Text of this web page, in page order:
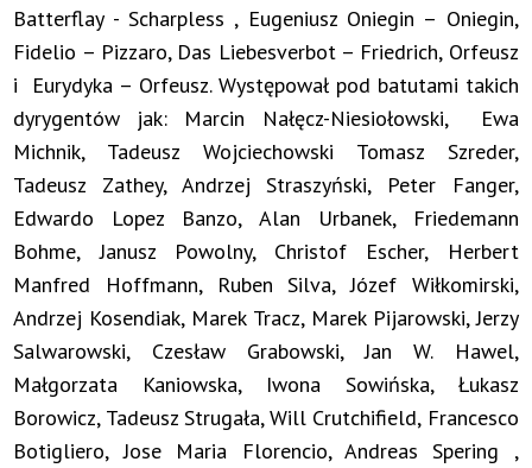
Batterflay - Scharpless , Eugeniusz Oniegin – Oniegin,
Fidelio – Pizzaro, Das Liebesverbot – Friedrich, Orfeusz
i Eurydyka – Orfeusz. Występował pod batutami takich
dyrygentów jak: Marcin Nałęcz-Niesiołowski, Ewa
Michnik, Tadeusz Wojciechowski Tomasz Szreder,
Tadeusz Zathey, Andrzej Straszyński, Peter Fanger,
Edwardo Lopez Banzo, Alan Urbanek, Friedemann
Bohme, Janusz Powolny, Christof Escher, Herbert
Manfred Hoffmann, Ruben Silva, Józef Wiłkomirski,
Andrzej Kosendiak, Marek Tracz, Marek Pijarowski, Jerzy
Salwarowski, Czesław Grabowski, Jan W. Hawel,
Małgorzata Kaniowska, Iwona Sowińska, Łukasz
Borowicz, Tadeusz Strugała, Will Crutchifield, Francesco
Botigliero, Jose Maria Florencio, Andreas Spering ,